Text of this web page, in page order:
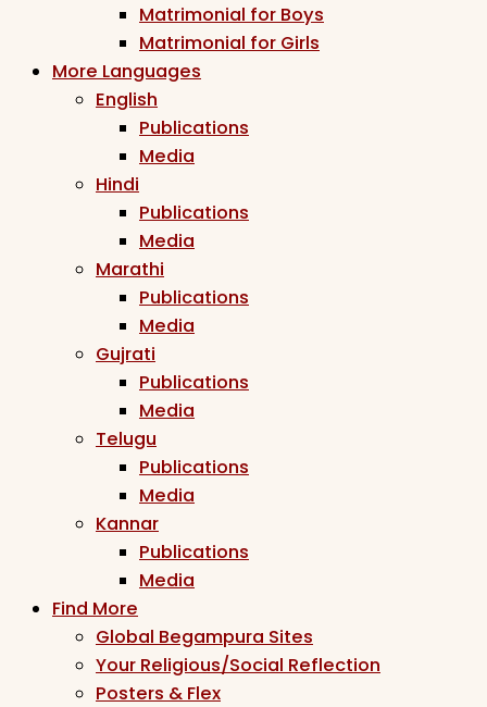
Matrimonial for Boys
Matrimonial for Girls
More Languages
English
Publications
Media
Hindi
Publications
Media
Marathi
Publications
Media
Gujrati
Publications
Media
Telugu
Publications
Media
Kannar
Publications
Media
Find More
Global Begampura Sites
Your Religious/Social Reflection
Posters & Flex